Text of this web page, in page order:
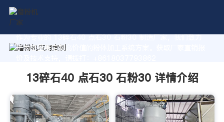
作为专业的 13碎石40 点石30 石粉30 制造厂家，我们致力
于为您量身定制高价值的粉体加工系统方案。获取厂家直销报
13碎石40 点石30 石粉30 详情介绍